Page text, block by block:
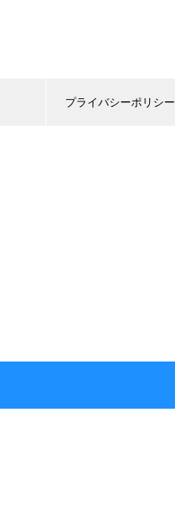
プライバシーポリシー